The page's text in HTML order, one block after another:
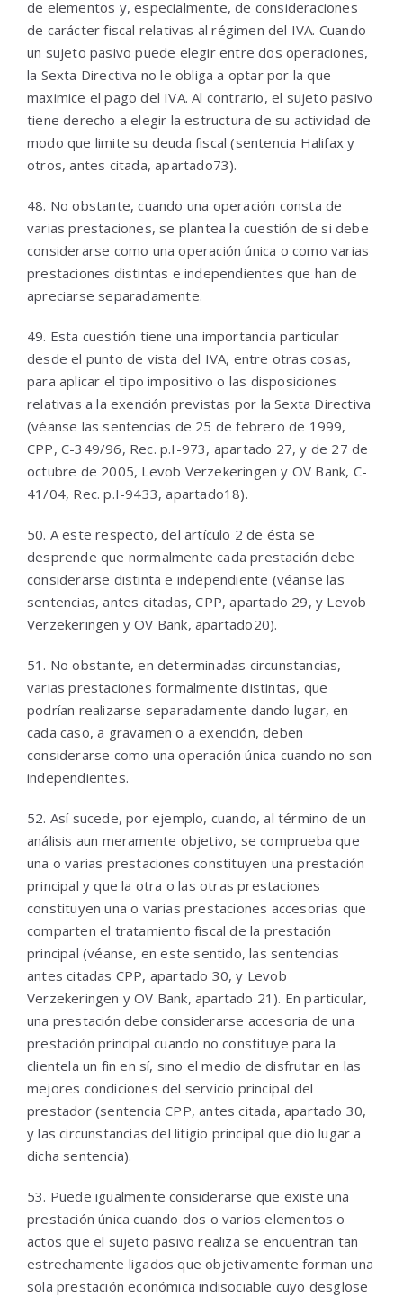
de elementos y, especialmente, de consideraciones
de carácter fiscal relativas al régimen del IVA. Cuando
un sujeto pasivo puede elegir entre dos operaciones,
la Sexta Directiva no le obliga a optar por la que
maximice el pago del IVA. Al contrario, el sujeto pasivo
tiene derecho a elegir la estructura de su actividad de
modo que limite su deuda fiscal (sentencia Halifax y
otros, antes citada, apartado73).
48. No obstante, cuando una operación consta de
varias prestaciones, se plantea la cuestión de si debe
considerarse como una operación única o como varias
prestaciones distintas e independientes que han de
apreciarse separadamente.
49. Esta cuestión tiene una importancia particular
desde el punto de vista del IVA, entre otras cosas,
para aplicar el tipo impositivo o las disposiciones
relativas a la exención previstas por la Sexta Directiva
(véanse las sentencias de 25 de febrero de 1999,
CPP, C-349/96, Rec. p.I-973, apartado 27, y de 27 de
octubre de 2005, Levob Verzekeringen y OV Bank, C-
41/04, Rec. p.I-9433, apartado18).
50. A este respecto, del artículo 2 de ésta se
desprende que normalmente cada prestación debe
considerarse distinta e independiente (véanse las
sentencias, antes citadas, CPP, apartado 29, y Levob
Verzekeringen y OV Bank, apartado20).
51. No obstante, en determinadas circunstancias,
varias prestaciones formalmente distintas, que
podrían realizarse separadamente dando lugar, en
cada caso, a gravamen o a exención, deben
considerarse como una operación única cuando no son
independientes.
52. Así sucede, por ejemplo, cuando, al término de un
análisis aun meramente objetivo, se comprueba que
una o varias prestaciones constituyen una prestación
principal y que la otra o las otras prestaciones
constituyen una o varias prestaciones accesorias que
comparten el tratamiento fiscal de la prestación
principal (véanse, en este sentido, las sentencias
antes citadas CPP, apartado 30, y Levob
Verzekeringen y OV Bank, apartado 21). En particular,
una prestación debe considerarse accesoria de una
prestación principal cuando no constituye para la
clientela un fin en sí, sino el medio de disfrutar en las
mejores condiciones del servicio principal del
prestador (sentencia CPP, antes citada, apartado 30,
y las circunstancias del litigio principal que dio lugar a
dicha sentencia).
53. Puede igualmente considerarse que existe una
prestación única cuando dos o varios elementos o
actos que el sujeto pasivo realiza se encuentran tan
estrechamente ligados que objetivamente forman una
sola prestación económica indisociable cuyo desglose